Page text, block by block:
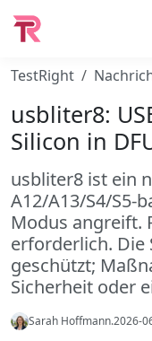
TestRight
usbliter8:
Silicon in
usbliter8 ist ein
A12/A13/S4/S5-
Modus angreift.
erforderlich. Die
geschützt;
Sicherheit oder
Sarah Hoffmann.2026-